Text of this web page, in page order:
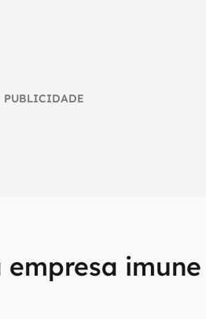
PUBLICIDADE
e reviews sobre tecnologia em